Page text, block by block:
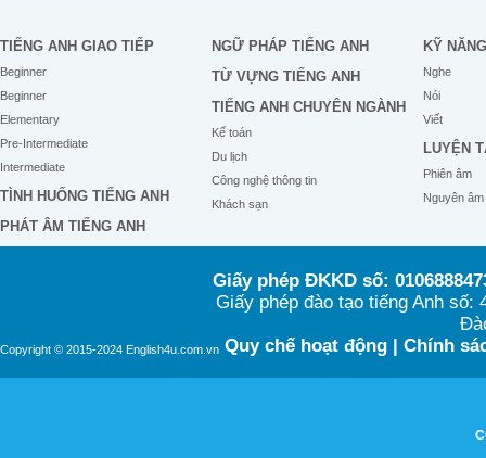
TIẾNG ANH GIAO TIẾP
Beginner
Beginner
Elementary
Pre-Intermediate
Intermediate
TÌNH HUỐNG TIẾNG ANH
PHÁT ÂM TIẾNG ANH
NGỮ PHÁP TIẾNG ANH
TỪ VỰNG TIẾNG ANH
TIẾNG ANH CHUYÊN NGÀNH
Kế toán
Du lịch
Công nghệ thông tin
Khách sạn
KỸ NĂNG
Nghe
Nói
Viết
LUYỆN
Phiên âm
Nguyên âm
Copyright © 2015-2024 English4u.com.vn
Giấy phép ĐKKD số:
Giấy phép đào tạo tiếng Anh
Quy chế hoạt động| Chính